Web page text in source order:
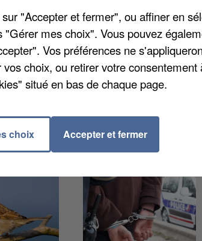
accompagnés par la députée LR
avec une délégation de députés et
"Accepter et fermer", ou affiner en
mes choix". Vous pouvez
Vos préférences ne
choix, ou retirer votre consentement
situé en bas de chaque page.
choix Accepter et fermer